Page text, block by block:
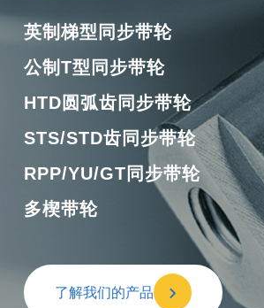
英制梯型同步带轮
公制T型同步带轮
HTD圆弧齿同步带轮
STS/STD齿同步带轮
RPP/YU/GT同步带轮
多楔带轮
了解我们的产品